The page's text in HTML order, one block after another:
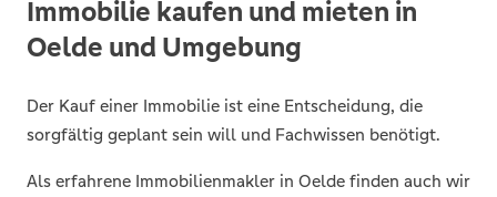
Immobilie kaufen und mieten in
Oelde und Umgebung
Der Kauf einer Immobilie ist eine Entscheidung, die
sorgfältig geplant sein will und Fachwissen benötigt.
Als erfahrene Immobilienmakler in Oelde finden auch wir